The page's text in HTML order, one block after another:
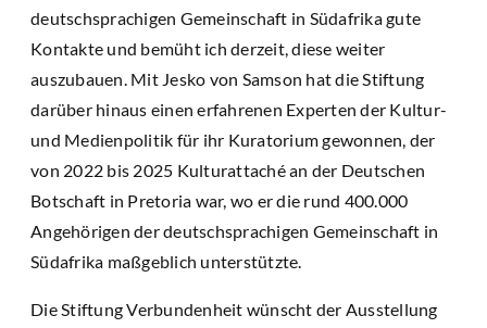
deutschsprachigen Gemeinschaft in Südafrika gute
Kontakte und bemüht ich derzeit, diese weiter
auszubauen. Mit Jesko von Samson hat die Stiftung
darüber hinaus einen erfahrenen Experten der Kultur-
und Medienpolitik für ihr Kuratorium gewonnen, der
von 2022 bis 2025 Kulturattaché an der Deutschen
Botschaft in Pretoria war, wo er die rund 400.000
Angehörigen der deutschsprachigen Gemeinschaft in
Südafrika maßgeblich unterstützte.
Die Stiftung Verbundenheit wünscht der Ausstellung